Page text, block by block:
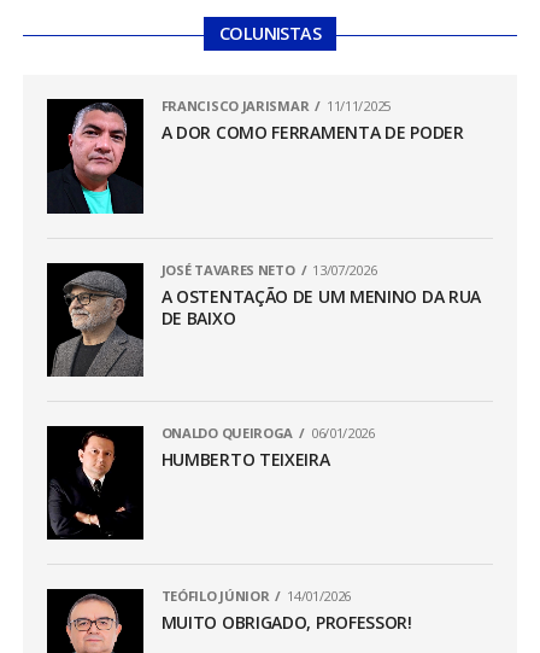
COLUNISTAS
FRANCISCO JARISMAR 11/11/2025
A DOR COMO FERRAMENTA DE PODER
JOSÉ TAVARES NETO 13/07/2026
A OSTENTAÇÃO DE UM MENINO DA RUA
DE BAIXO
ONALDO QUEIROGA 06/01/2026
HUMBERTO TEIXEIRA
TEÓFILO JÚNIOR 14/01/2026
MUITO OBRIGADO, PROFESSOR!